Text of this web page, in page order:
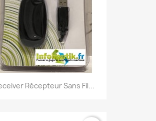
Récepteur Sans Fil...